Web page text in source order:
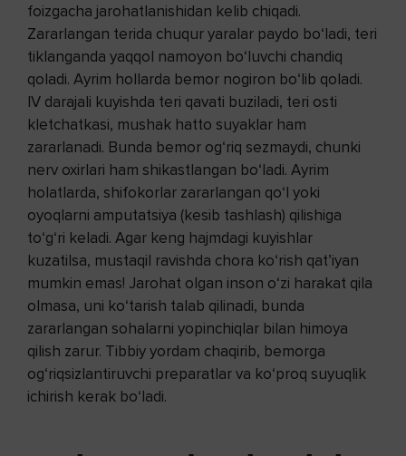
foizgacha jarohatlanishidan kelib chiqadi.
Zararlangan terida chuqur yaralar paydo bo‘ladi, teri
tiklanganda yaqqol namoyon bo‘luvchi chandiq
qoladi. Ayrim hollarda bemor nogiron bo‘lib qoladi.
IV darajali kuyishda teri qavati buziladi, teri osti
kletchatkasi, mushak hatto suyaklar ham
zararlanadi. Bunda bemor og‘riq sezmaydi, chunki
nerv oxirlari ham shikastlangan bo‘ladi. Ayrim
holatlarda, shifokorlar zararlangan qo‘l yoki
oyoqlarni amputatsiya (kesib tashlash) qilishiga
to‘g‘ri keladi. Agar keng hajmdagi kuyishlar
kuzatilsa, mustaqil ravishda chora ko‘rish qat’iyan
mumkin emas! Jarohat olgan inson o‘zi harakat qila
olmasa, uni ko‘tarish talab qilinadi, bunda
zararlangan sohalarni yopinchiqlar bilan himoya
qilish zarur. Tibbiy yordam chaqirib, bemorga
og‘riqsizlantiruvchi preparatlar va ko‘proq suyuqlik
ichirish kerak bo‘ladi.